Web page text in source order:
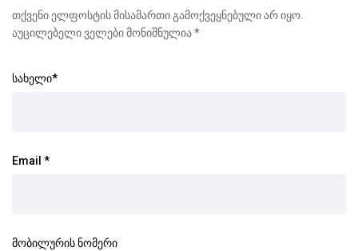
თქვენი ელფოსტის მისამართი გამოქვეყნებული არ იყო.
აუცილებელი ველები მონიშნულია*
სახელი*
Email *
მობილურის ნომერი